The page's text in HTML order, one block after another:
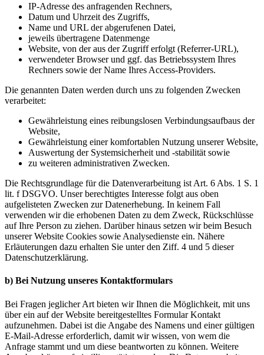
IP-Adresse des anfragenden Rechners,
Datum und Uhrzeit des Zugriffs,
Name und URL der abgerufenen Datei,
jeweils übertragene Datenmenge
Website, von der aus der Zugriff erfolgt (Referrer-URL),
verwendeter Browser und ggf. das Betriebssystem Ihres
Rechners sowie der Name Ihres Access-Providers.
Die genannten Daten werden durch uns zu folgenden Zwecken
verarbeitet:
Gewährleistung eines reibungslosen Verbindungsaufbaus der
Website,
Gewährleistung einer komfortablen Nutzung unserer Website,
Auswertung der Systemsicherheit und -stabilität sowie
zu weiteren administrativen Zwecken.
Die Rechtsgrundlage für die Datenverarbeitung ist Art. 6 Abs. 1 S. 1
lit. f DSGVO. Unser berechtigtes Interesse folgt aus oben
aufgelisteten Zwecken zur Datenerhebung. In keinem Fall
verwenden wir die erhobenen Daten zu dem Zweck, Rückschlüsse
auf Ihre Person zu ziehen. Darüber hinaus setzen wir beim Besuch
unserer Website Cookies sowie Analysedienste ein. Nähere
Erläuterungen dazu erhalten Sie unter den Ziff. 4 und 5 dieser
Datenschutzerklärung.
b) Bei Nutzung unseres Kontaktformulars
Bei Fragen jeglicher Art bieten wir Ihnen die Möglichkeit, mit uns
über ein auf der Website bereitgestelltes Formular Kontakt
aufzunehmen. Dabei ist die Angabe des Namens und einer gültigen
E-Mail-Adresse erforderlich, damit wir wissen, von wem die
Anfrage stammt und um diese beantworten zu können. Weitere